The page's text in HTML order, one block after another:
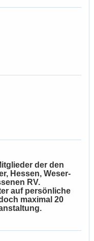
der den
Hessen, Weser-
RV.
auf persönliche
maximal 20